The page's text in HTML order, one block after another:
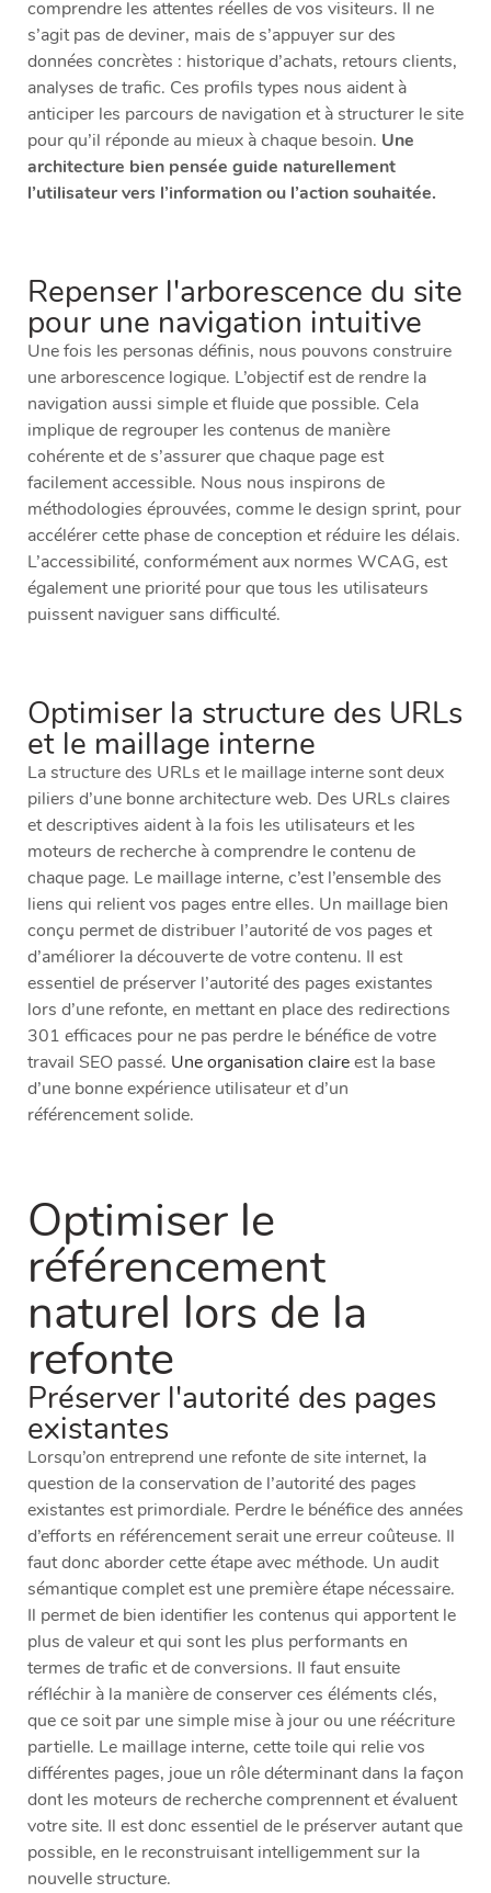
comprendre les attentes réelles de vos visiteurs. Il ne
s’agit pas de deviner, mais de s’appuyer sur des
données concrètes : historique d’achats, retours clients,
analyses de trafic. Ces profils types nous aident à
anticiper les parcours de navigation et à structurer le site
pour qu’il réponde au mieux à chaque besoin. Une
architecture bien pensée guide naturellement
l’utilisateur vers l’information ou l’action souhaitée.
Repenser l'arborescence du site
pour une navigation intuitive
Une fois les personas définis, nous pouvons construire
une arborescence logique. L’objectif est de rendre la
navigation aussi simple et fluide que possible. Cela
implique de regrouper les contenus de manière
cohérente et de s’assurer que chaque page est
facilement accessible. Nous nous inspirons de
méthodologies éprouvées, comme le design sprint, pour
accélérer cette phase de conception et réduire les délais.
L’accessibilité, conformément aux normes WCAG, est
également une priorité pour que tous les utilisateurs
puissent naviguer sans difficulté.
Optimiser la structure des URLs
et le maillage interne
La structure des URLs et le maillage interne sont deux
piliers d’une bonne architecture web. Des URLs claires
et descriptives aident à la fois les utilisateurs et les
moteurs de recherche à comprendre le contenu de
chaque page. Le maillage interne, c’est l’ensemble des
liens qui relient vos pages entre elles. Un maillage bien
conçu permet de distribuer l’autorité de vos pages et
d’améliorer la découverte de votre contenu. Il est
essentiel de préserver l’autorité des pages existantes
lors d’une refonte, en mettant en place des redirections
301 efficaces pour ne pas perdre le bénéfice de votre
travail SEO passé. Une organisation claireest la base
d’une bonne expérience utilisateur et d’un
référencement solide.
Optimiser le
référencement
naturel lors de la
refonte
Préserver l'autorité des pages
existantes
Lorsqu’on entreprend une refonte de site internet, la
question de la conservation de l’autorité des pages
existantes est primordiale. Perdre le bénéfice des années
d’efforts en référencement serait une erreur coûteuse. Il
faut donc aborder cette étape avec méthode. Un audit
sémantique complet est une première étape nécessaire.
Il permet de bien identifier les contenus qui apportent le
plus de valeur et qui sont les plus performants en
termes de trafic et de conversions. Il faut ensuite
réfléchir à la manière de conserver ces éléments clés,
que ce soit par une simple mise à jour ou une réécriture
partielle. Le maillage interne, cette toile qui relie vos
différentes pages, joue un rôle déterminant dans la façon
dont les moteurs de recherche comprennent et évaluent
votre site. Il est donc essentiel de le préserver autant que
possible, en le reconstruisant intelligemment sur la
nouvelle structure.